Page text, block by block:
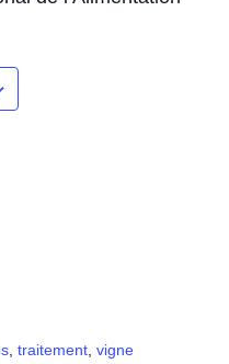
traitement vigne